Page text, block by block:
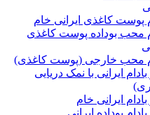
پوست کاغذی ایرانی خام
محب بوداده پوست کاغذی
محب خارجی (پوست کاغذی)
ایرانی با نمک دریایی
ایرانی خام
بوداده ایرانی